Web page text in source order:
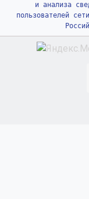
и анализа
пользователей